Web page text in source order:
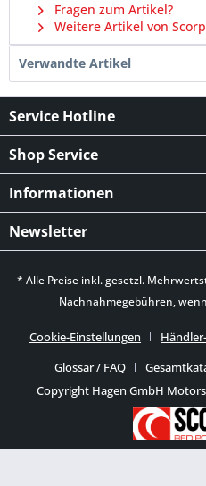
Fragen zum Artikel?
Weitere Artikel von
Verwandte Artikel
Service Hotline
Shop Service
Informationen
Newsletter
* Alle Preise inkl. gesetzl.
Nachnahmegebühren,
Cookie-Einstellungen
Glossar / FAQ
Copyright Hagen GmbH